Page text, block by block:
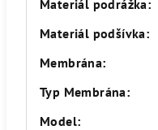
Materiál podrážka:
Materiál podšívka:
Membrána:
Typ Membrána:
Model: